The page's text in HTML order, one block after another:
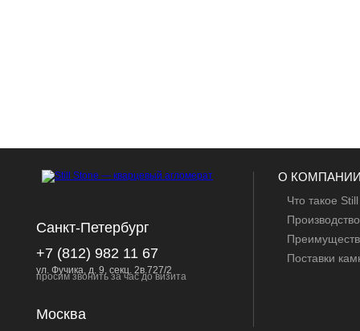
просим звонить за час до визита
Санкт-Петербург
+7 (812) 982 11 67
ул. Фучика, д. 9, секц. 2в.727/2
Москва
О
Что такое
Производство
Поставки